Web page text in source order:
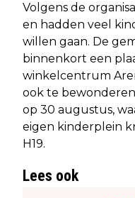
Volgens de
en hadden veel
willen gaan. De
binnenkort een
winkelcentrum
ook te
op 30 augustus,
eigen kinderplein
H19.
Lees ook